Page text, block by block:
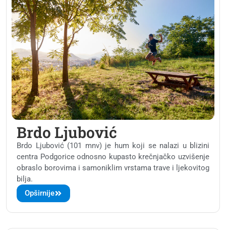
Brdo Ljubović
Brdo Ljubović (101 mnv) je hum koji se nalazi u blizini
centra Podgorice odnosno kupasto krečnjačko uzvišenje
obraslo borovima i samoniklim vrstama trave i ljekovitog
bilja.
Opširnije